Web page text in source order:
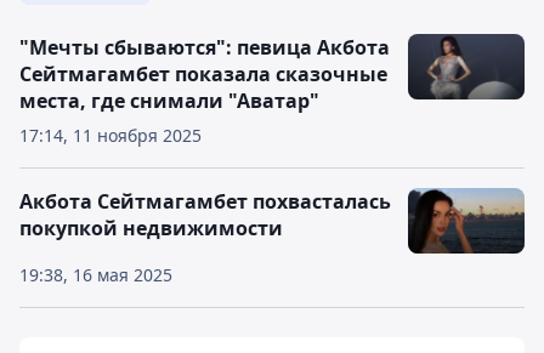
17:14, 11 ноября 2025
"Мечты сбываются": певица Акбота
Сейтмагамбет показала сказочные
места, где снимали "Аватар"
19:38, 16 мая 2025
Акбота Сейтмагамбет похвасталась
покупкой недвижимости